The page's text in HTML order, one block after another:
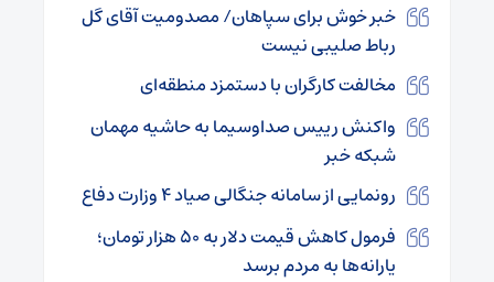
خبر خوش برای سپاهان/ مصدومیت آقای گل
رباط صلیبی نیست
مخالفت کارگران با دستمزد منطقه‌ای
واکنش رییس صداوسیما به حاشیه مهمان
شبکه خبر
رونمایی از سامانه جنگالی صیاد ۴ وزارت دفاع
فرمول کاهش قیمت دلار به ۵۰ هزار تومان؛
یارانه‌ها به مردم برسد